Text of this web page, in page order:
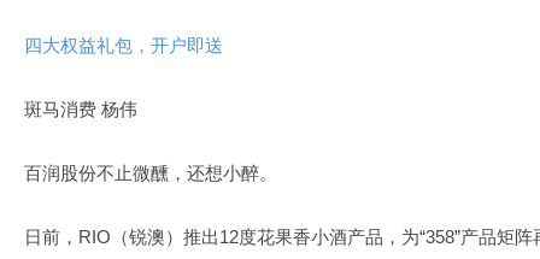
四大权益礼包，开户即送
斑马消费 杨伟
百润股份不止微醺，还想小醉。
日前，RIO（锐澳）推出12度花果香小酒产品，为“358”产品矩阵